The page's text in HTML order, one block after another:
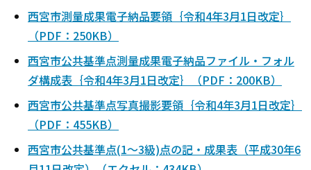
西宮市測量成果電子納品要領｛令和4年3月1日改定｝
（PDF：250KB）
西宮市公共基準点測量成果電子納品ファイル・フォル
ダ構成表｛令和4年3月1日改定｝（PDF：200KB）
西宮市公共基準点写真撮影要領｛令和4年3月1日改定｝
（PDF：455KB）
西宮市公共基準点(1～3級)点の記・成果表（平成30年6